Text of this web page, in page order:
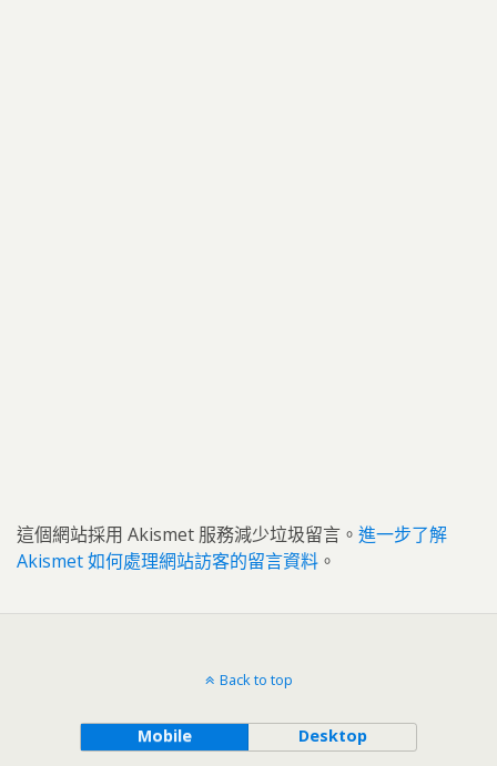
這個網站採用 Akismet 服務減少垃圾留言。 進一步了解
Akismet 如何處理網站訪客的留言資料 。
Back to top
Mobile Desktop